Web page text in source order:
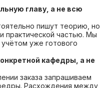
главу, а не всю
пишут теорию, но
практической частью. Мы
уже готового
кафедры, а не
заказа запрашиваем
Расхождения между